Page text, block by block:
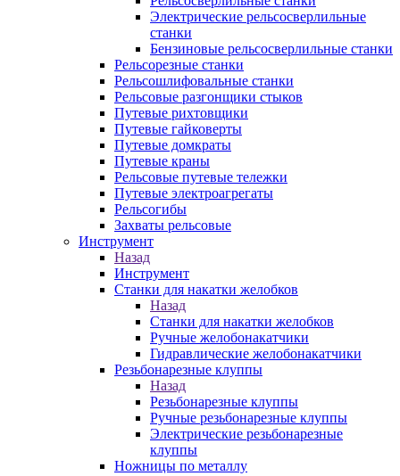
Электрические рельсосверлильные
станки
Бензиновые рельсосверлильные станки
Рельсорезные станки
Рельсошлифовальные станки
Рельсовые разгонщики стыков
Путевые рихтовщики
Путевые гайковерты
Путевые домкраты
Путевые краны
Рельсовые путевые тележки
Путевые электроагрегаты
Рельсогибы
Захваты рельсовые
Инструмент
Назад
Инструмент
Станки для накатки желобков
Назад
Станки для накатки желобков
Ручные желобонакатчики
Гидравлические желобонакатчики
Резьбонарезные клуппы
Назад
Резьбонарезные клуппы
Ручные резьбонарезные клуппы
Электрические резьбонарезные
клуппы
Ножницы по металлу